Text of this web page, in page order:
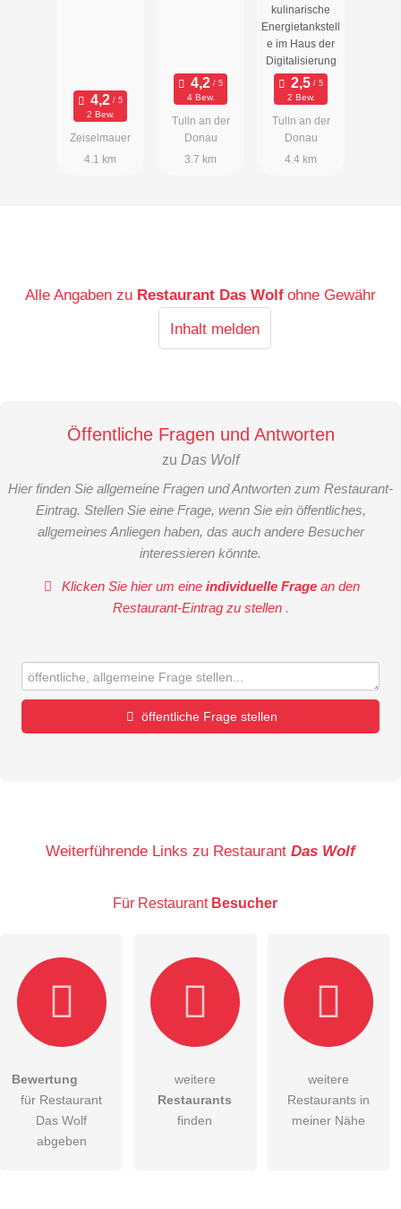
2 Bew.
Zeiselmauer
4.1 km
4 Bew.
Tulln an der
Donau
3.7 km
ng
kulinarische
Energietankstell
e im Haus der
Digitalisierung
2 Bew.
Tulln an der
Donau
4.4 km
Alle Angaben zu Restaurant Das Wolf ohne Gewähr
Inhalt melden
Öffentliche Fragen und Antworten
zu Das Wolf
Hier finden Sie allgemeine Fragen und Antworten zum Restaurant-
Eintrag. Stellen Sie eine Frage, wenn Sie ein öffentliches,
allgemeines Anliegen haben, das auch andere Besucher
interessieren könnte.
Klicken Sie hier um eineindividuelle Frage an den
Restaurant-Eintrag zu stellen .
öffentliche Frage stellen
E-Mail-Adresse (wird nicht veröffentlicht)
Hiermit akzeptiere ich dieAGB
DieDatenschutzerklärung habe ich zur Kenntnis genommen.
Weiterführende Links zu Restaurant Das Wolf
Für Restaurant Besucher
Bewertung
für Restaurant
Das Wolf
abgeben
weitere
Restaurants
finden
weitere
Restaurants in
meiner Nähe